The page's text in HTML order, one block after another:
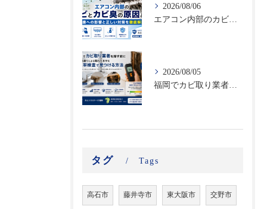
2026/08/06
2026/08/05
タグ Tags
高石市 藤井寺市 東大阪市 交野市